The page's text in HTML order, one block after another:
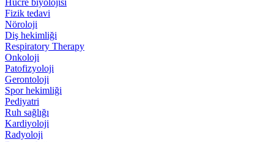
Hücre biyolojisi
Fizik tedavi
Nöroloji
Diş hekimliği
Respiratory Therapy
Onkoloji
Patofizyoloji
Gerontoloji
Spor hekimliği
Pediyatri
Ruh sağlığı
Kardiyoloji
Radyoloji